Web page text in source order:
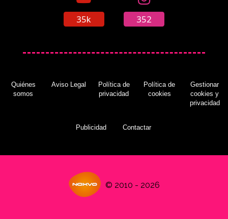
35k 352
Quiénes
somos
Aviso Legal
Política de
privacidad
Política de
cookies
Gestionar
cookies y
privacidad
Publicidad Contactar
© 2010 - 2026